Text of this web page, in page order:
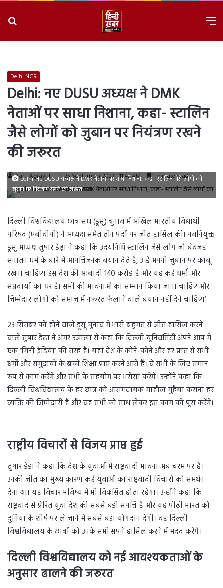
Delhi NCR
Delhi: नए DUSU अध्यक्ष ने DMK
नेताओं पर साधा निशाना, कहा- स्टालिन
जैसे लोगों को जुबान पर नियंत्रण रखने
की जरूरत
Aarti Agravat 25 September 2023 - 11:47 AM 1 minute read
Delhi: नए DUSU अध्यक्ष ने DMK नेताओं पर साधा निशाना, कहा- स्टालिन जैसे लोगों को
जुबान पर नियंत्रण रखने की जरूरत
दिल्ली विश्वविद्यालय छात्र संघ (डूसू) चुनाव में अखिल भारतीय विद्यार्थी
परिषद (एबीवीपी) ने अध्यक्ष समेत तीन पदों पर जीत हासिल की। नवनियुक्त
डूसू अध्यक्ष तुषार डेढ़ा ने कहा कि उदयनिधि स्टालिन जैसे लोग जो बेवजह
सनातन धर्म के बारे में आपत्तिजनक बयान देते हैं, उन्हें अपनी जुबान पर काबू
रखना चाहिए। इस देश की आबादी 140 करोड़ है और यह कई धर्मों और
संप्रदायों का घर है। सभी की भावनाओं का सम्मान किया जाना चाहिए और
जिम्मेदार लोगों को समाज में नफरत फैलाने वाले बयान नहीं देने चाहिए।’
23 सितंबर को होने वाले डूसू चुनाव में भारी बहुमत से जीत हासिल करने
वाले तुषार डेढ़ा ने अमर उजाला से कहा कि दिल्ली यूनिवर्सिटी अपने आप में
एक ‘मिनी इंडिया’ की तरह है। यहां देश के कोने-कोने और हर प्रांत से सभी
धर्मों और समुदायों के बच्चे शिक्षा प्राप्त करने आते हैं। वे सभी के लिए समान
रूप से काम करेंगे और सभी के सहयोग पर भरोसा करेंगे। उन्होंने कहा कि
दिल्ली विश्वविद्यालय के हर छात्र को आरामदायक माहौल मुहैया कराना हर
व्यक्ति की जिम्मेदारी है और वह सभी को साथ लेकर इस काम को पूरा करेंगे।
राष्ट्रीय विचारों से विजय प्राप्त हुई
तुषार डेडा ने कहा कि देश के युवाओं में राष्ट्रवादी भावना अब चरम पर है।
उनकी जीत का मुख्य कारण कई युवाओं का राष्ट्रवादी विचारों को समर्थन
देना था। यह विचार भविष्य में भी विकसित होता रहेगा। उन्होंने कहा कि
राष्ट्रवाद से प्रेरित युवा देश की सबसे बड़ी संपत्ति हैं और यह पीढ़ी भारत को
दुनिया के शीर्ष पर ले जाने में सबसे बड़ा योगदान देगी। वह दिल्ली
विश्वविद्यालय के छात्रों को उनके सभी सपने हासिल करने में मदद करेंगे।
दिल्ली विश्वविद्यालय को नई आवश्यकताओं के
अनुसार ढालने की जरूरत